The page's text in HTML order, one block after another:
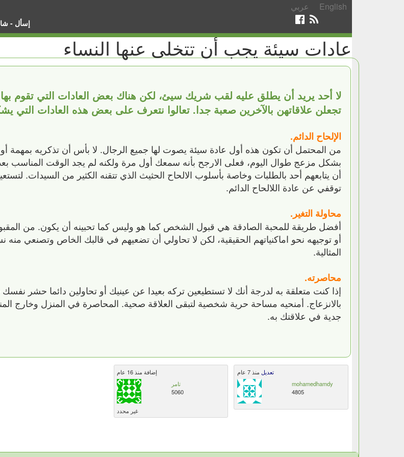
عربي English
إسأل -
عادات سيئة يجب أن تتخلى عنها النساء
لا أحد يريد أن يطلق عليه لقب شريك سيئ، لكن هناك بعض العادات التي تقوم
تجعلن علاقاتهن بالآخرين صعبة جدا. تعالوا نتعرف على بعض هذه العادات التي
الإلحاح الدائم.
من المحتمل أن تكون هذه أول عادة سيئة يصوت لها جميع الرجال. لا بأس أن تذكريه بمهمة
بشكل مزعج طوال اليوم، فعلى الارجح بأنه سمعك أول مرة ولكنه لم يجد الوقت المناسب بعد
أن يتابعهم أحد بالطلبات وخاصة بأسلوب الالحاح الحثيث الذي تتقنه الكثير من السيدات.
توقفي عن عادة اللالحاح الدائم.
محاولة التغير.
أفضل طريقة للمحبة الصادقة هي قبول الشخص كما هو وليس كما تحبينه أن يكون. من
أو توجيهه نحو اماكنياتهم الحقيقية، لكن لا تحاولي أن تضعيهم في قالبك الخاص وتصنعي
المثالية.
محاصرته.
إذا كنت متعلقة به لدرجة أنك لا تستطيعين تركه بعيدا عن عينيك أو تحاولين دائما حشر
بالانزعاج. أمنحيه مساحة حرية شخصية لتبقى العلاقة صحية. المحاصرة في المنزل وخارج
جدية في علاقتك به.
إضافة منذ 16 عام
تامر
5060
غير محدد
تعديل منذ 7 عام
mohamedhamdy
4805